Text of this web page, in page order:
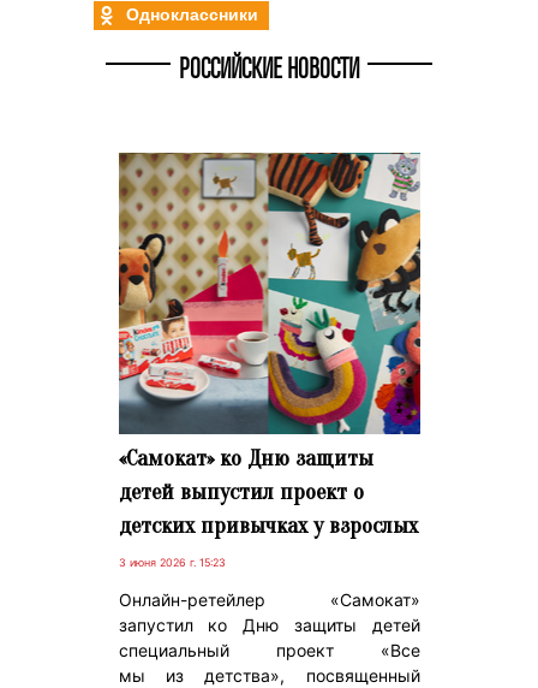
Одноклассники
РОССИЙСКИЕ НОВОСТИ
«Самокат» ко Дню защиты
детей выпустил проект о
детских привычках у взрослых
3 июня 2026 г. 15:23
Онлайн-ретейлер «Самокат»
запустил ко Дню защиты детей
специальный проект «Все
мы из детства», посвященный